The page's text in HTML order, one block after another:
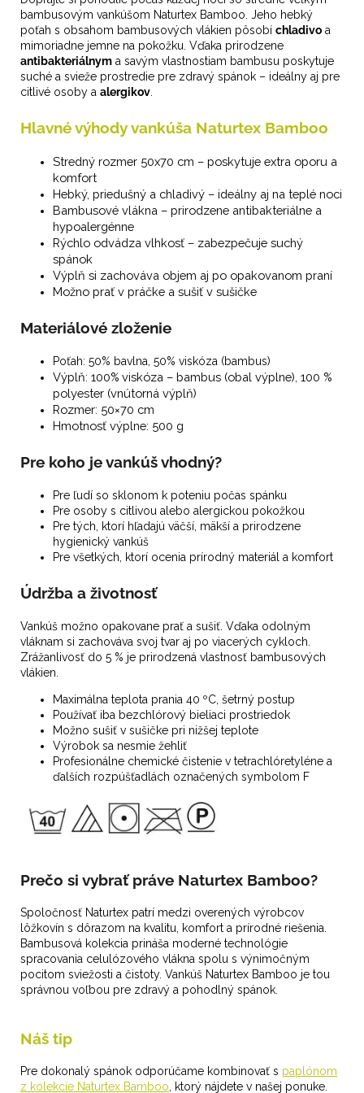
bambusovým vankúšom Naturtex Bamboo. Jeho hebký
poťah s obsahom bambusových vlákien pôsobí chladivo a
mimoriadne jemne na pokožku. Vďaka prirodzene
antibakteriálnym a savým vlastnostiam bambusu poskytuje
suché a svieže prostredie pre zdravý spánok – ideálny aj pre
citlivé osoby a alergikov.
Hlavné výhody vankúša Naturtex Bamboo
Stredný rozmer 50x70 cm – poskytuje extra oporu a
komfort
Hebký, priedušný a chladivý – ideálny aj na teplé noci
Bambusové vlákna – prirodzene antibakteriálne a
hypoalergénne
Rýchlo odvádza vlhkosť – zabezpečuje suchý
spánok
Výplň si zachováva objem aj po opakovanom praní
Možno prať v práčke a sušiť v sušičke
Materiálové zloženie
Poťah: 50% bavlna, 50% viskóza (bambus)
Výplň: 100% viskóza – bambus (obal výplne), 100 %
polyester (vnútorná výplň)
Rozmer: 50×70 cm
Hmotnosť výplne: 500 g
Pre koho je vankúš vhodný?
Pre ľudí so sklonom k poteniu počas spánku
Pre osoby s citlivou alebo alergickou pokožkou
Pre tých, ktorí hľadajú väčší, mäkší a prirodzene
hygienický vankúš
Pre všetkých, ktorí ocenia prírodný materiál a komfort
Údržba a životnosť
Vankúš možno opakovane prať a sušiť. Vďaka odolným
vláknam si zachováva svoj tvar aj po viacerých cykloch.
Zrážanlivosť do 5 % je prirodzená vlastnosť bambusových
vlákien.
Maximálna teplota prania 40 ºC, šetrný postup
Používať iba bezchlórový bieliaci prostriedok
Možno sušiť v sušičke pri nižšej teplote
Výrobok sa nesmie žehliť
Profesionálne chemické čistenie v tetrachlóretyléne a
ďalších rozpúšťadlách označených symbolom F
Prečo si vybrať práve Naturtex Bamboo?
Spoločnosť Naturtex patrí medzi overených výrobcov
lôžkovín s dôrazom na kvalitu, komfort a prírodné riešenia.
Bambusová kolekcia prináša moderné technológie
spracovania celulózového vlákna spolu s výnimočným
pocitom sviežosti a čistoty. Vankúš Naturtex Bamboo je tou
správnou voľbou pre zdravý a pohodlný spánok.
Náš tip
Pre dokonalý spánok odporúčame kombinovať s paplónom
z kolekcie Naturtex Bamboo , ktorý nájdete v našej ponuke.